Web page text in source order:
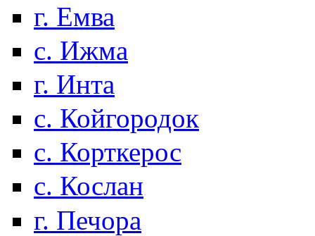
г. Емва
с. Ижма
г. Инта
с. Койгородок
с. Корткерос
с. Кослан
г. Печора